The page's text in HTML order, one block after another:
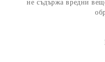
не съдържа вредни